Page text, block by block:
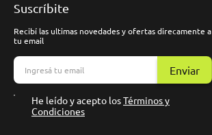
Suscríbite
Recibí las ultimas novedades y ofertas direcamente a
tu email
Enviar
He leído y acepto losTérminos y
Condiciones